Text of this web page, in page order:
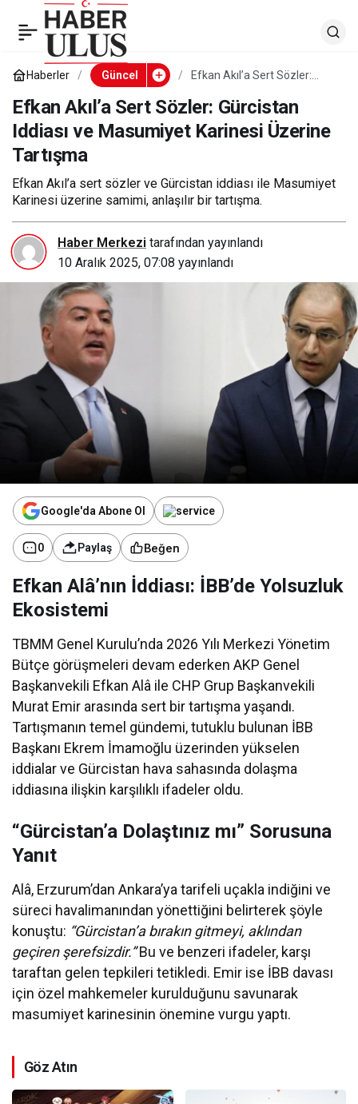
Haberler Güncel
Efkan Akıl’a Sert Sözler:
Masumiyet Karinesi Üzerine
Tartışma
Efkan Akıl’a Sert Sözler: Gürcistan
Iddiası ve Masumiyet Karinesi Üzerine
Tartışma
Efkan Akıl’a sert sözler ve Gürcistan iddiası ile Masumiyet
Karinesi üzerine samimi, anlaşılır bir tartışma.
Haber Merkezi tarafından yayınlandı
10 Aralık 2025, 07:08 yayınlandı
Google'da Abone Ol
0 Paylaş Beğen
Efkan Alâ’nın İddiası: İBB’de Yolsuzluk
Ekosistemi
TBMM Genel Kurulu’nda 2026 Yılı Merkezi Yönetim
Bütçe görüşmeleri devam ederken AKP Genel
Başkanvekili Efkan Alâ ile CHP Grup Başkanvekili
Murat Emir arasında sert bir tartışma yaşandı.
Tartışmanın temel gündemi, tutuklu bulunan İBB
Başkanı Ekrem İmamoğlu üzerinden yükselen
iddialar ve Gürcistan hava sahasında dolaşma
iddiasına ilişkin karşılıklı ifadeler oldu.
“Gürcistan’a Dolaştınız mı” Sorusuna
Yanıt
Alâ, Erzurum’dan Ankara’ya tarifeli uçakla indiğini ve
süreci havalimanından yönettiğini belirterek şöyle
konuştu: “Gürcistan’a bırakın gitmeyi, aklından
geçiren şerefsizdir.”Bu ve benzeri ifadeler, karşı
taraftan gelen tepkileri tetikledi. Emir ise İBB davası
için özel mahkemeler kurulduğunu savunarak
masumiyet karinesinin önemine vurgu yaptı.
Göz Atın
Efkan Akıl’a Sert
Sözler: Gürcistan
Iddiası ve Masumiyet
Karinesi Üzerine
Tartışma